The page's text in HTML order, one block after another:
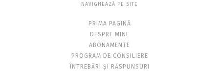
NAVIGHEAZĂ PE SITE
PRIMA PAGINĂ
DESPRE MINE
ABONAMENTE
PROGRAM DE CONSILIERE
ÎNTREBĂRI ȘI RĂSPUNSURI